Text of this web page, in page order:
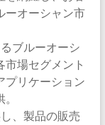
ーオーシャン市
ブルーオーシ
市場セグメント
プリケーション
、製品の販売